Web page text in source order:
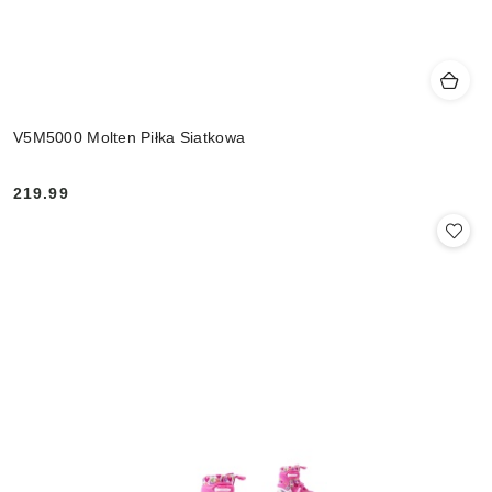
V5M5000 Molten Piłka Siatkowa
Cena:
219.99